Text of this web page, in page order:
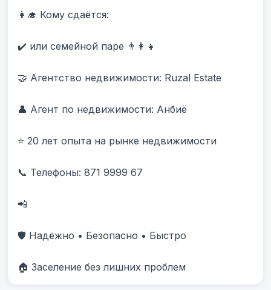
👩‍🎓 Кому сдаётся:
✔️ или семейной паре 👨‍👩‍👧
🤝 Агентство недвижимости: Ruzal Estate
👤 Агент по недвижимости: Анбиë
⭐ 20 лет опыта на рынке недвижимости
📞 Телефоны: 871 9999 67
📲
🛡️ Надёжно • Безопасно • Быстро
🏠 Заселение без лишних проблем